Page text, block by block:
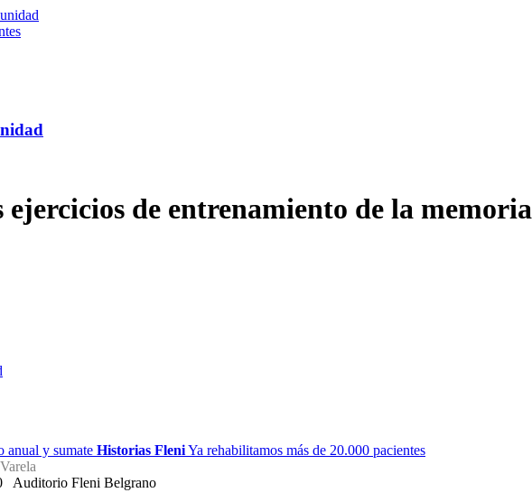
de entrenamiento de la memoria
anual y sumate Historias FleniYa rehabilitamos más de 20.000 pacientes
Auditorio Fleni Belgrano